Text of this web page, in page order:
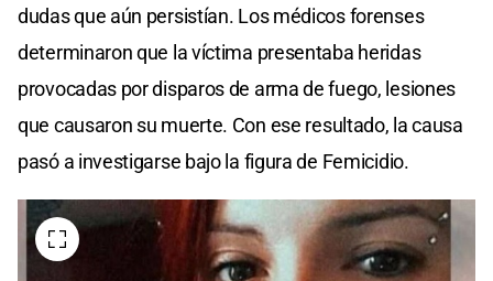
dudas que aún persistían. Los médicos forenses
determinaron que la víctima presentaba heridas
provocadas por disparos de arma de fuego, lesiones
que causaron su muerte. Con ese resultado, la causa
pasó a investigarse bajo la figura de Femicidio.